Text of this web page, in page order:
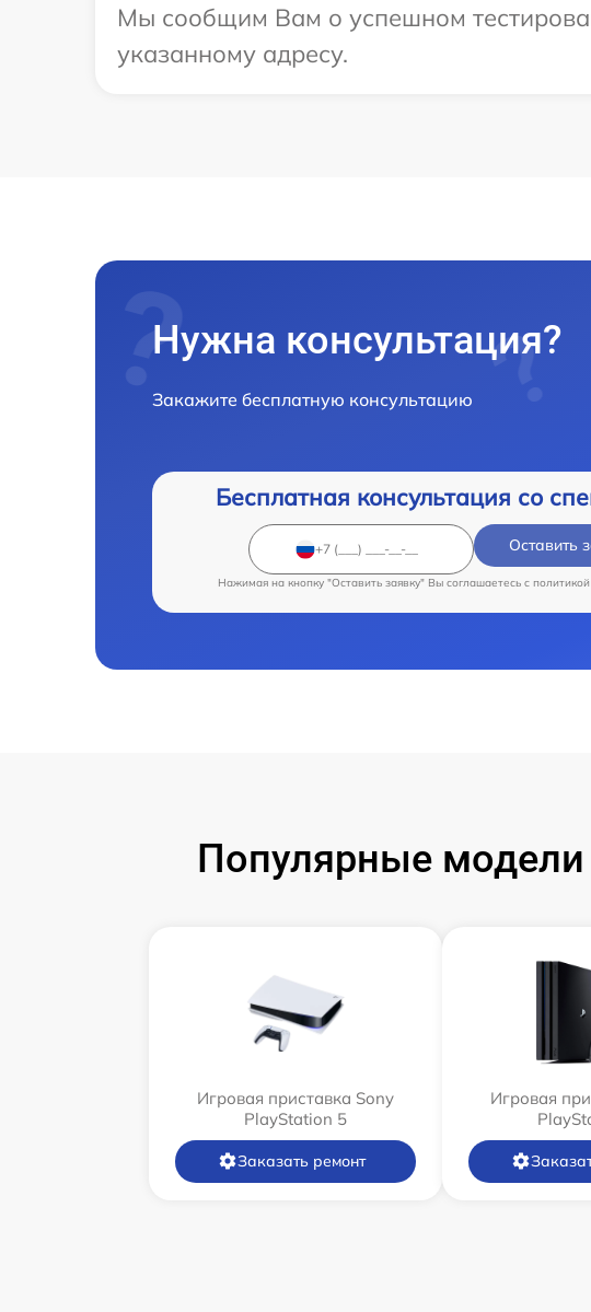
Мы сообщим Вам о успешном
указанному адресу.
Нужна консультация?
Закажите бесплатную консультацию
Бесплатная консультация со
Оставить
Нажимая на кнопку "Оставить заявку" Вы соглашаетесь c
Популярные модели
Игровая приставка Sony
PlayStation 5
Заказать ремонт
Игровая